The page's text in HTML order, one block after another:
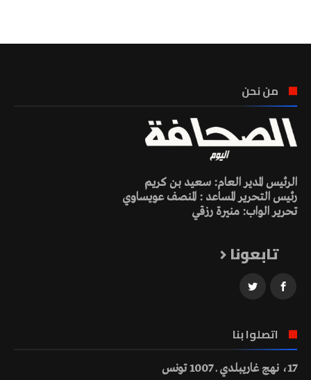
من نحن
الرئيس المدير العام: سعيد بن كريم
رئيس التحرير المساعد : المنصف عويساوي
تحرير الواب: منيرة رزقي
تابعونا
اتصلوا بنا
17، نهج غاريبلدي ـ 1007 تونس